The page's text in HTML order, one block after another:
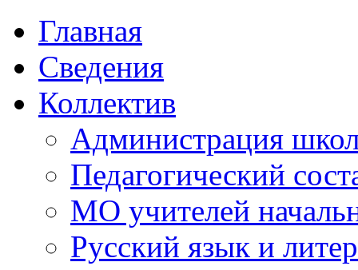
Главная
Сведения
Коллектив
Администрация
Педагогический
МО учителей
Русский язык и